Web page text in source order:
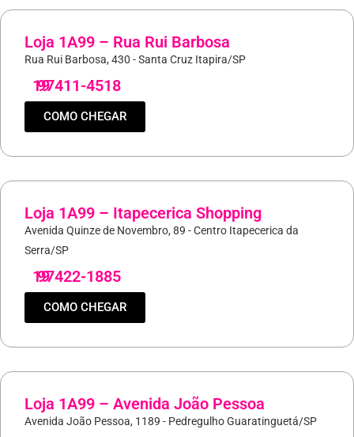
Loja 1A99 – Rua Rui Barbosa
Rua Rui Barbosa, 430 - Santa Cruz Itapira/SP
19
97411-4518
COMO CHEGAR
Loja 1A99 – Itapecerica Shopping
Avenida Quinze de Novembro, 89 - Centro Itapecerica da
Serra/SP
19
97422-1885
COMO CHEGAR
Loja 1A99 – Avenida João Pessoa
Avenida João Pessoa, 1189 - Pedregulho Guaratinguetá/SP